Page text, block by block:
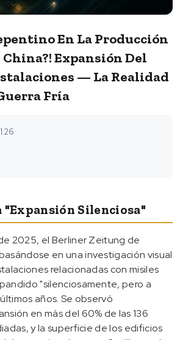
En La Producción
Expansión Del
— La Realidad
Fría
"expansión Silenciosa"
2025, el Berliner Zeitung de
en una investigación visual
relacionadas con misiles
"silenciosamente, pero a
años. Se observó
en más del 60% de las 136
y la superficie de los edificios